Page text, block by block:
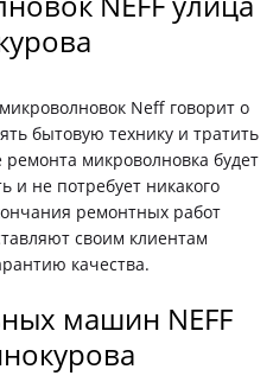
Neff говорит о
бытовую технику и тратить
микроволновка будет
и не потребует никакого
ремонтных работ
своим клиентам
качества.
машин NEFF